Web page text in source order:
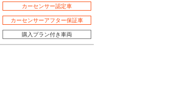
カーセンサー認定車
カーセンサーアフター保証車
購入プラン付き車両